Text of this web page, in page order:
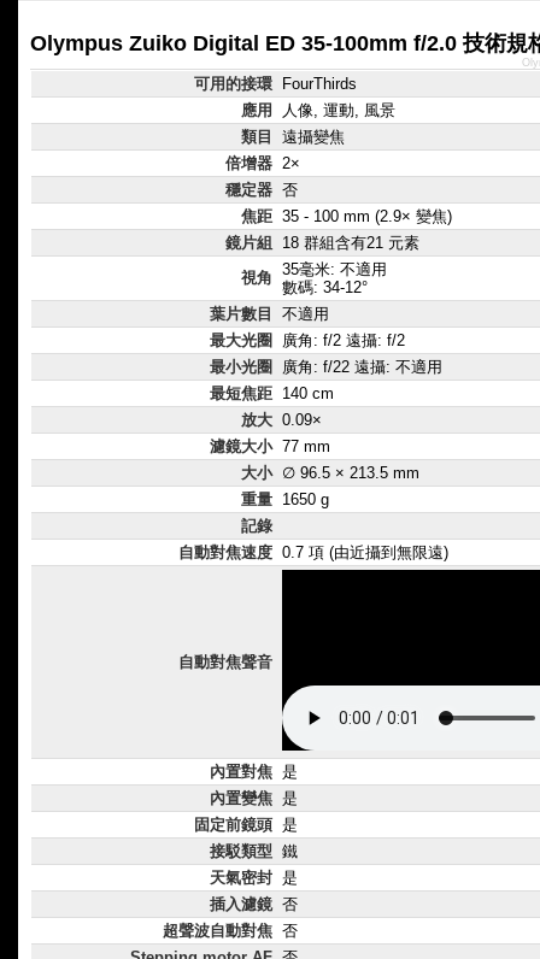
Olympus Zuiko Digital ED 35-100mm f/2.0 技術規
可用的接環
FourThirds
應用
人像, 運動, 風景
類目
遠攝變焦
倍增器 2×
穩定器 否
焦距 35 - 100 mm (2.9× 變焦)
鏡片組
18 群組含有21 元素
視角 35毫米: 不適用
數碼: 34-12°
葉片數目
不適用
最大光圈
廣角: f/2 遠攝: f/2
最小光圈
廣角: f/22 遠攝: 不適用
最短焦距 140 cm
放大 0.09×
濾鏡大小 77 mm
大小 ∅ 96.5 × 213.5 mm
重量 1650 g
記錄
自動對焦速度 0.7 項 (由近攝到無限遠)
自動對焦聲音
內置對焦 是
內置變焦 是
固定前鏡頭 是
接駁類型 鐵
天氣密封 是
插入濾鏡 否
超聲波自動對焦 否